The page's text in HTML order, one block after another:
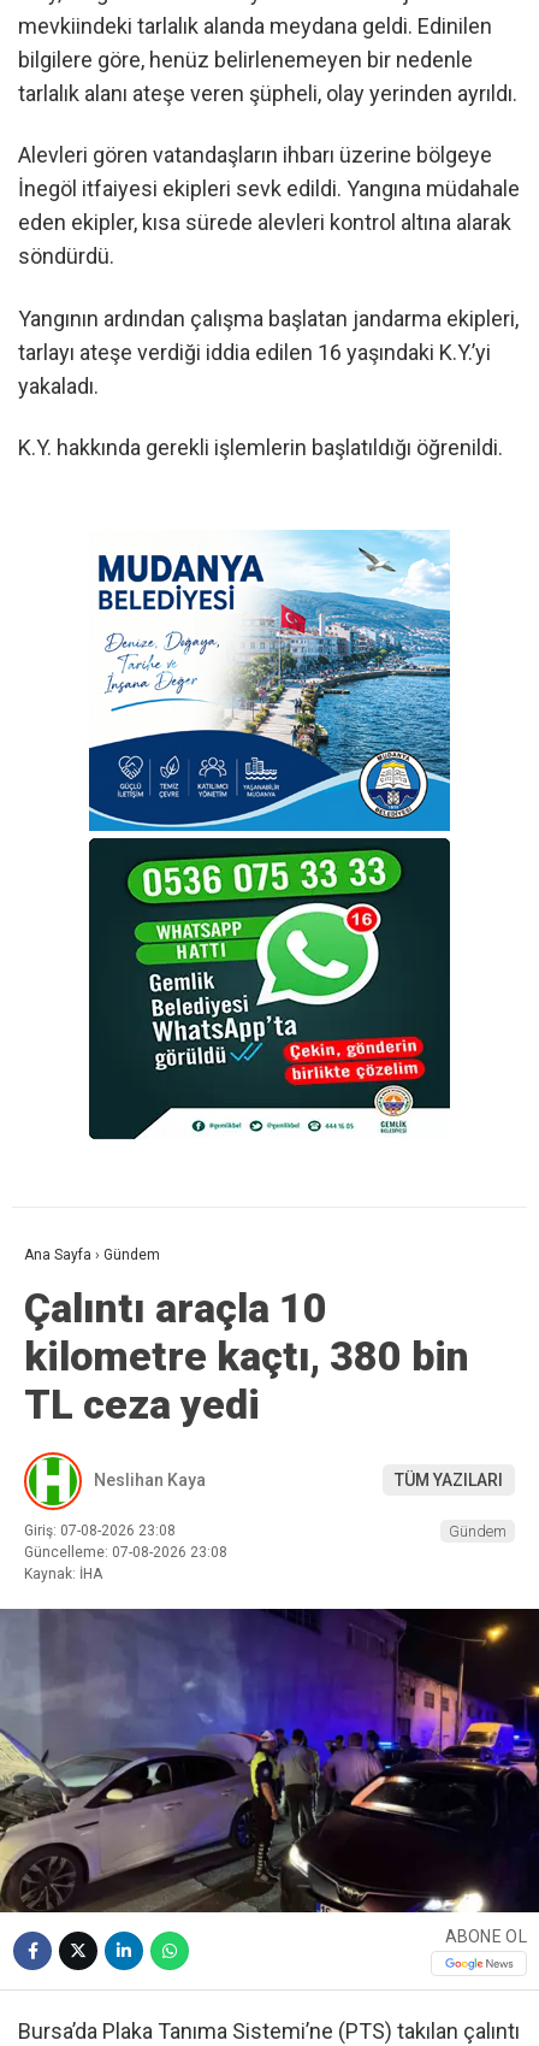
mevkiindeki tarlalık alanda meydana geldi. Edinilen
bilgilere göre, henüz belirlenemeyen bir nedenle
tarlalık alanı ateşe veren şüpheli, olay yerinden ayrıldı.
Alevleri gören vatandaşların ihbarı üzerine bölgeye
İnegöl itfaiyesi ekipleri sevk edildi. Yangına müdahale
eden ekipler, kısa sürede alevleri kontrol altına alarak
söndürdü.
Yangının ardından çalışma başlatan jandarma ekipleri,
tarlayı ateşe verdiği iddia edilen 16 yaşındaki K.Y.’yi
yakaladı.
K.Y. hakkında gerekli işlemlerin başlatıldığı öğrenildi.
Ana Sayfa › Gündem
Çalıntı araçla 10
kilometre kaçtı, 380 bin
TL ceza yedi
Neslihan Kaya TÜM YAZILARI
Giriş: 07-08-2026 23:08
Güncelleme: 07-08-2026 23:08
Kaynak: İHA
Gündem
ABONE OL
Bursa’da Plaka Tanıma Sistemi’ne (PTS) takılan çalıntı